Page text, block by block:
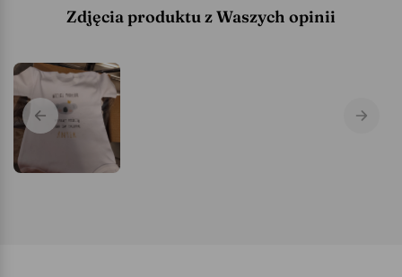
Zdjęcia produktu z Waszych opinii